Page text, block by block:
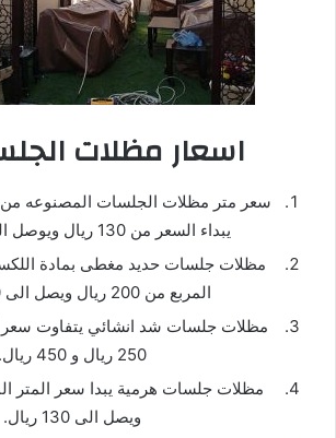
اسعار مظلات
سعر متر مظلات الجلسات المصنوعه
يبداء السعر من 130 ريال ويوصل الى 170 ريال.
مظلات جلسات حديد مغطى بمادة
المربع من 200 ريال ويصل الى 280 ريال.
مظلات جلسات شد انشائي يتفاوت سعر
250 ريال و 450 ريال.
ويصل الى 130 ريال.